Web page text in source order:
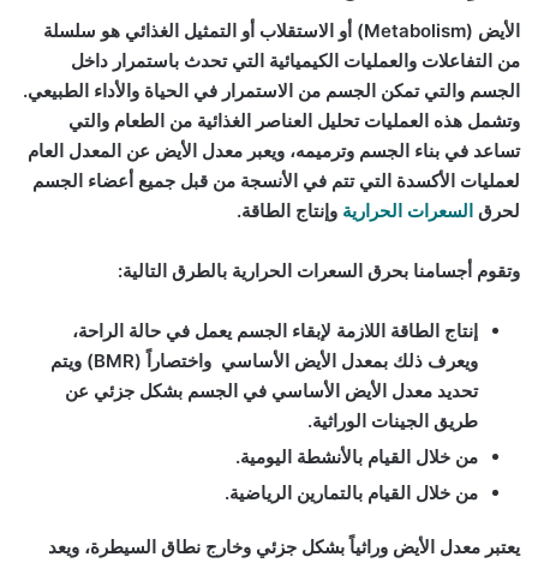
الأيض (Metabolism)
أو الاستقلاب أو التمثيل الغذائي هو سلسلة
من التفاعلات والعمليات الكيميائية التي تحدث باستمرار داخل
الجسم والتي تمكن الجسم من الاستمرار في الحياة والأداء الطبيعي.
وتشمل هذه العمليات تحليل العناصر الغذائية من الطعام والتي
تساعد في بناء الجسم وترميمه، ويعبر معدل الأيض عن المعدل العام
لعمليات الأكسدة التي تتم في الأنسجة من قبل جميع أعضاء الجسم
لحرق السعرات الحرارية وإنتاج الطاقة.
وتقوم أجسامنا بحرق السعرات الحرارية بالطرق التالية:
إنتاج الطاقة اللازمة لإبقاء الجسم يعمل في حالة الراحة،
ويعرف ذلك بمعدل الأيض الأساسي
واختصاراً (BMR) ويتم
تحديد معدل الأيض الأساسي في الجسم بشكل جزئي عن
طريق الجينات الوراثية.
من خلال القيام بالأنشطة اليومية.
من خلال القيام بالتمارين الرياضية.
يعتبر معدل الأيض وراثياً بشكل جزئي وخارج نطاق السيطرة، ويعد